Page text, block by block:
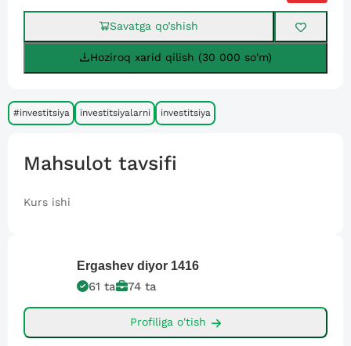
Savatga qo’shish
Hoziroq xarid qilish (30 000 so'm)
#investitsiya investitsiyalarni investitsiya
Mahsulot tavsifi
Kurs ishi
Ergashev diyor 1416
61 ta 74 ta
Profiliga o'tish